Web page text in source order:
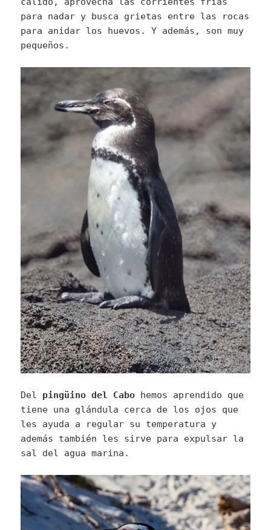
para nadar y busca grietas entre las rocas
para anidar los huevos. Y además, son muy
pequeños.
Del pingüino del Cabo hemos aprendido que
tiene una glándula cerca de los ojos que
les ayuda a regular su temperatura y
además también les sirve para expulsar la
sal del agua marina.